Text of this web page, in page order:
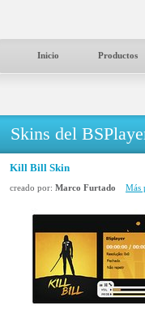
Inicio Productos
Skins del
Kill Bill Skin
creado por: Marco Furtado Más